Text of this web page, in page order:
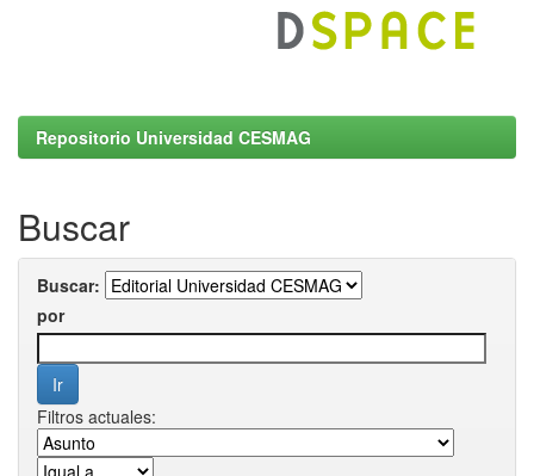
Repositorio Universidad CESMAG
Buscar
Buscar:
por
Filtros actuales: